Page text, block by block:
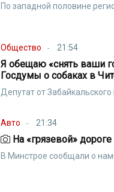
По западной половине
Общество 21:54
Я обещаю «снять ваши
Госдумы о собаках в
Депутат от
Авто 21:34
На «грязевой»
В Минстрое сообщали о